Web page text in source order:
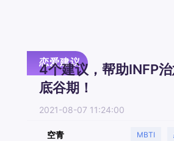
恋爱建议
4个建议，帮助INFP
底谷期！
2021-08-07 11:24:00
空青 MBTI